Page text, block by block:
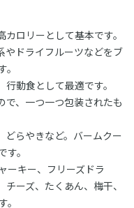
ロリーとして基本です。
ドライフルーツなどをブ
動食として最適です。
、一つ一つ包装されたも
らやきなど。バームクー
。
ーキー、フリーズドラ
ーズ、たくあん、梅干、